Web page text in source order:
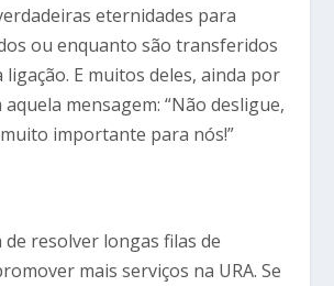
eternidades para
ou enquanto são transferidos
E muitos deles, ainda por
aquela mensagem: “Não desligue,
importante para nós!”
resolver longas filas de
mais serviços na URA. Se